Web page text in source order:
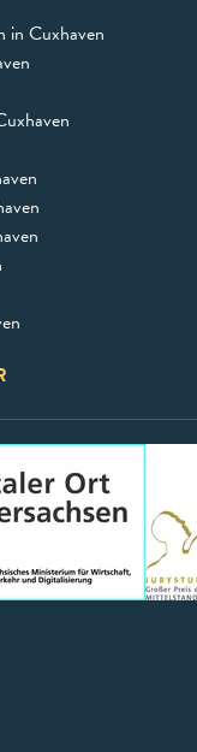
in Cuxhaven